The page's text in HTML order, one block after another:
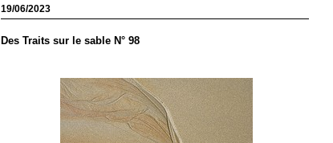
19/06/2023
Des Traits sur le sable N° 98